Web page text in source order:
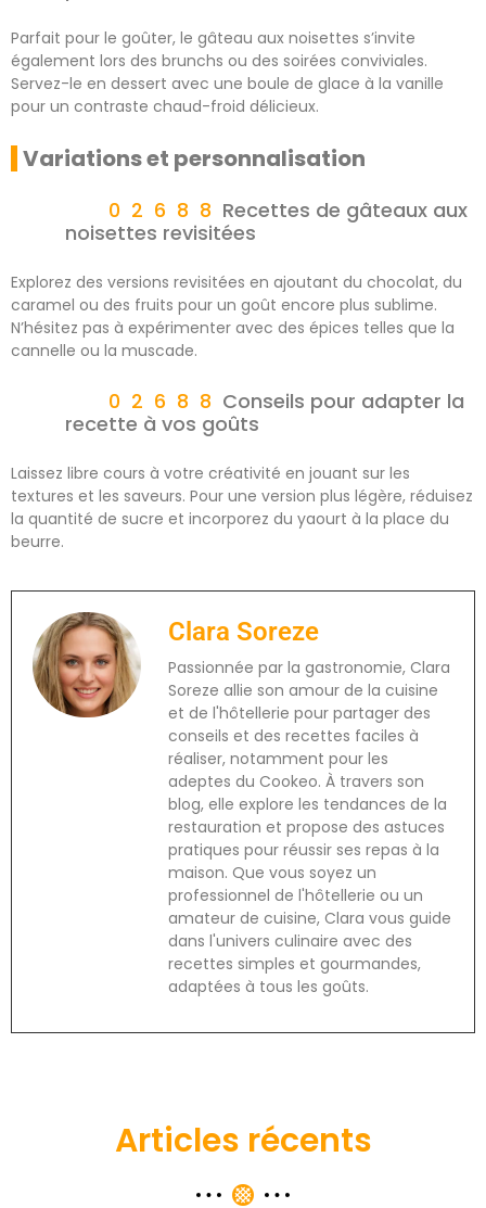
Parfait pour le goûter, le gâteau aux noisettes s’invite
également lors des brunchs ou des soirées conviviales.
Servez-le en dessert avec une boule de glace à la vanille
pour un contraste chaud-froid délicieux.
Variations et personnalisation
Recettes de gâteaux aux
noisettes revisitées
Explorez des versions revisitées en ajoutant du chocolat, du
caramel ou des fruits pour un goût encore plus sublime.
N’hésitez pas à expérimenter avec des épices telles que la
cannelle ou la muscade.
Conseils pour adapter la
recette à vos goûts
Laissez libre cours à votre créativité en jouant sur les
textures et les saveurs. Pour une version plus légère, réduisez
la quantité de sucre et incorporez du yaourt à la place du
beurre.
Clara Soreze
Passionnée par la gastronomie, Clara
Soreze allie son amour de la cuisine
et de l'hôtellerie pour partager des
conseils et des recettes faciles à
réaliser, notamment pour les
adeptes du Cookeo. À travers son
blog, elle explore les tendances de la
restauration et propose des astuces
pratiques pour réussir ses repas à la
maison. Que vous soyez un
professionnel de l'hôtellerie ou un
amateur de cuisine, Clara vous guide
dans l'univers culinaire avec des
recettes simples et gourmandes,
adaptées à tous les goûts.
Articles récents